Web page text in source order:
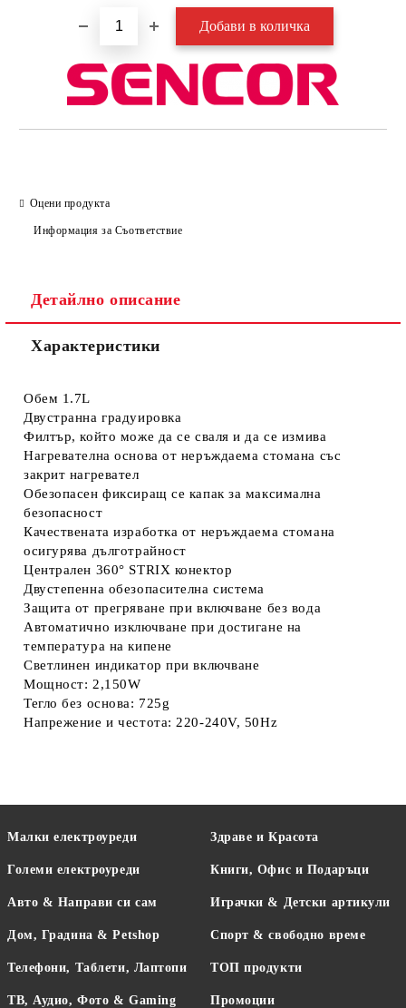
Оцени продукта
Информация за Съответствие
Детайлно описание
Характеристики
Обем 1.7L
Двустранна градуировка
Филтър, който може да се сваля и да се измива
Нагревателна основа от неръждаема стомана със
закрит нагревател
Обезопасен фиксиращ се капак за максимална
безопасност
Качествената изработка от неръждаема стомана
осигурява дълготрайност
Централен 360° STRIX конектор
Двустепенна обезопасителна система
Защита от прегряване при включване без вода
Автоматично изключване при достигане на
температура на кипене
Светлинен индикатор при включване
Мощност: 2,150W
Тегло без основа: 725g
Напрежение и честота: 220-240V, 50Hz
Малки електроуреди
Големи електроуреди
Авто & Направи си сам
Дом, Градина & Petshop
Телефони, Таблети, Лаптопи
ТВ, Аудио, Фото & Gaming
Здраве и Красота
Книги, Офис и Подаръци
Играчки & Детски артикули
Спорт & свободно време
ТОП продукти
Промоции